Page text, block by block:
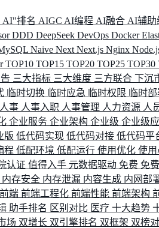
AI"排名 AIGC AI编程 AI融合 AI辅助
DDD DeepSeek DevOps Docker
Naive Next Next.js Nginx
TOP10 TOP15 TOP20 TOP25 TOP30
三大指标 三大维度 三方联合 下沉
临时切换 临时应急 临时权限 临时
人事 人事入职 人事管理 人力资源 人
企业服务 企业架构 企业级 企业级
版 低代码实现 低代码对接 低代码平
程 低配环境 低配运行 使用优化 使
认证 值得入手 元数据驱动 免费 免
内存安全 内存泄漏 内容生成 内网部
前端 前端工程化 前端性能 前端架构
助手排名 区别对比 医疗 十大趋势
场 双增长 双引擎排名 双框架 双榜